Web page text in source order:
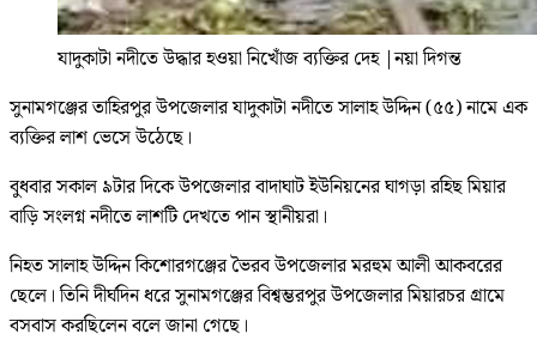
যাদুকাটা নদীতে উদ্ধার হওয়া নিখোঁজ ব্যক্তির দেহ |নয়া দিগন্ত
সুনামগঞ্জের তাহিরপুর উপজেলার যাদুকাটা নদীতে সালাহ উদ্দিন (৫৫) নামে এক
ব্যক্তির লাশ ভেসে উঠেছে।
বুধবার সকাল ৯টার দিকে উপজেলার বাদাঘাট ইউনিয়নের ঘাগড়া রহিছ মিয়ার
বাড়ি সংলগ্ন নদীতে লাশটি দেখতে পান স্থানীয়রা।
নিহত সালাহ উদ্দিন কিশোরগঞ্জের ভৈরব উপজেলার মরহুম আলী আকবরের
ছেলে। তিনি দীর্ঘদিন ধরে সুনামগঞ্জের বিশ্বম্ভরপুর উপজেলার মিয়ারচর গ্রামে
বসবাস করছিলেন বলে জানা গেছে।